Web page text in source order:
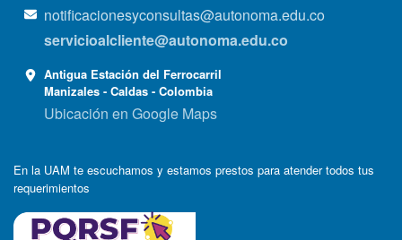
notificacionesyconsultas@autonoma.edu.co
servicioalcliente@autonoma.edu.co
Antigua Estación del Ferrocarril
Manizales - Caldas - Colombia
Ubicación en Google Maps
En la UAM te escuchamos y estamos prestos para atender todos tus
requerimientos